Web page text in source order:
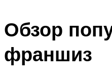
Обзор
франшиз